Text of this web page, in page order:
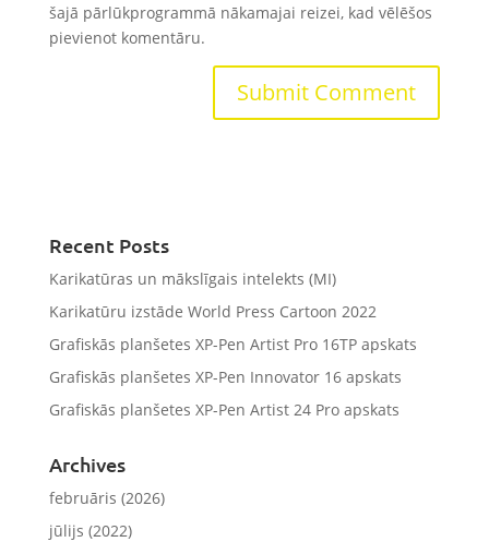
šajā pārlūkprogrammā nākamajai reizei, kad vēlēšos
pievienot komentāru.
Recent Posts
Karikatūras un mākslīgais intelekts (MI)
Karikatūru izstāde World Press Cartoon 2022
Grafiskās planšetes XP-Pen Artist Pro 16TP apskats
Grafiskās planšetes XP-Pen Innovator 16 apskats
Grafiskās planšetes XP-Pen Artist 24 Pro apskats
Archives
februāris (2026)
jūlijs (2022)